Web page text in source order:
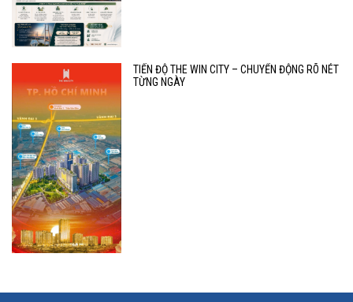
TIẾN ĐỘ THE WIN CITY – CHUYỂN ĐỘNG RÕ NÉT
TỪNG NGÀY